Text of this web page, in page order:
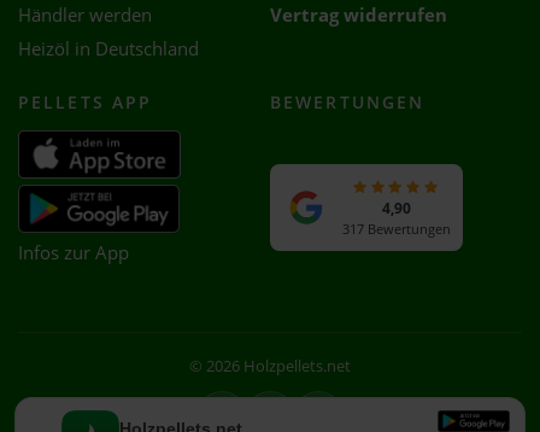
Holzpellets.net
Händler werden
Heizöl in Deutschland
Vertrag widerrufen
PELLETS APP
Infos zur App
BEWERTUNGEN
4,90
317 Bewertungen
© 2026 Holzpellets.net
Facebook